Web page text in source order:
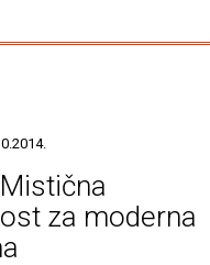
za moderna